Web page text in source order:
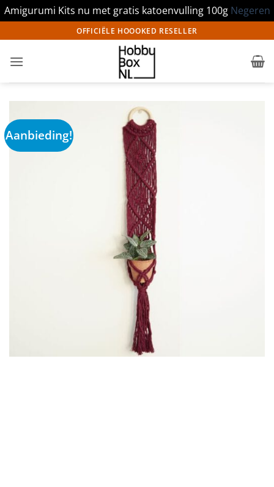
Amigurumi Kits nu met gratis katoenvulling 100g Negeren
naar
inhoud
OFFICIËLE HOOOKED RESELLER
Aanbieding!